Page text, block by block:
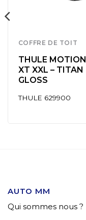
COFFRE DE TOIT
THULE MOTION
XT XXL – TITAN
GLOSS
THULE 629900
AUTO MM
Qui sommes nous ?